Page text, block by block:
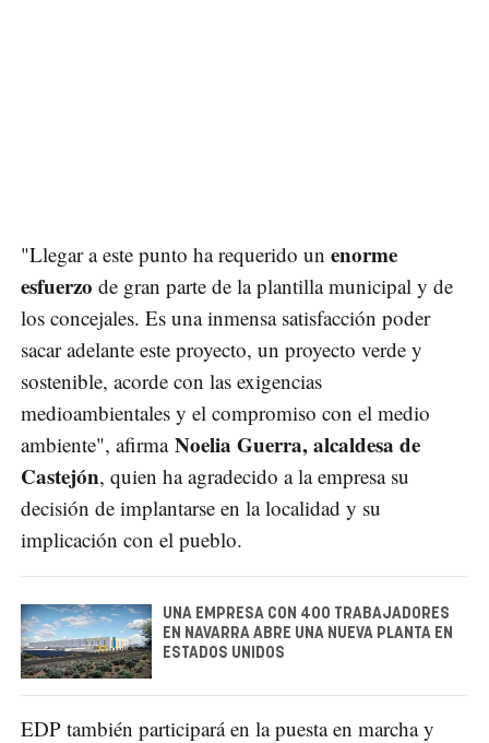
"Llegar a este punto ha requerido un enorme
esfuerzo de gran parte de la plantilla municipal y de
los concejales. Es una inmensa satisfacción poder
sacar adelante este proyecto, un proyecto verde y
sostenible, acorde con las exigencias
medioambientales y el compromiso con el medio
ambiente", afirma Noelia Guerra, alcaldesa de
Castejón, quien ha agradecido a la empresa su
decisión de implantarse en la localidad y su
implicación con el pueblo.
UNA EMPRESA CON 400 TRABAJADORES
EN NAVARRA ABRE UNA NUEVA PLANTA EN
ESTADOS UNIDOS
EDP también participará en la puesta en marcha y